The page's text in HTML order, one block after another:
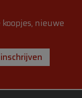
nieuwe
inschrijven